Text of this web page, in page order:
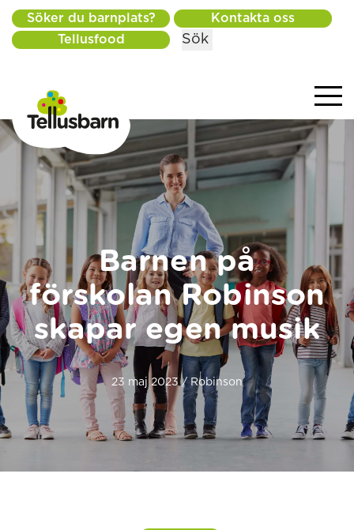
Söker du barnplats?
Kontakta oss
Tellusfood
Sök
Barnen på
förskolan Robinson
skapar egen musik
23 maj 2023 / Robinson